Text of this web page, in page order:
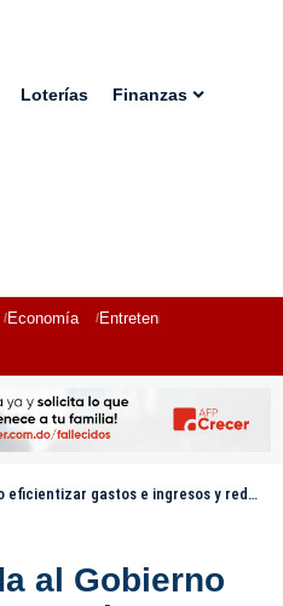
Loterías Finanzas
Economía Entretenimiento
gastos e ingresos y reducir subsidios
al Gobierno